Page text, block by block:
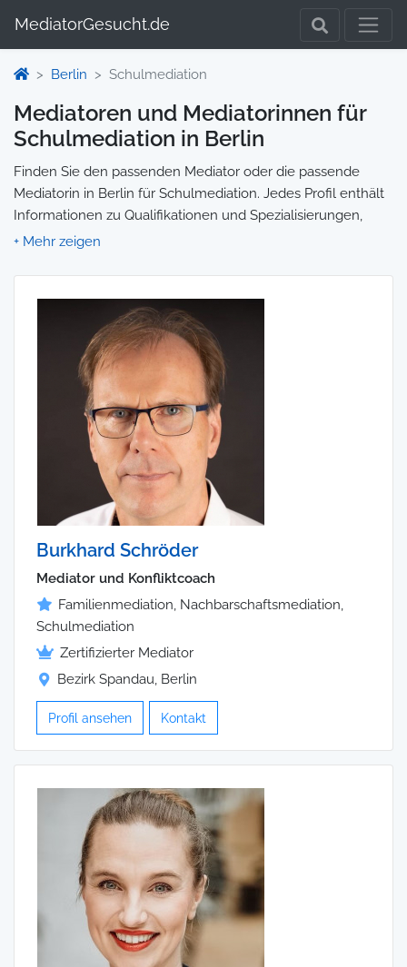
MediatorGesucht.de
Berlin Schulmediation
Mediatoren und Mediatorinnen für
Schulmediation in Berlin
Finden Sie den passenden Mediator oder die passende
Mediatorin in Berlin für Schulmediation. Jedes Profil enthält
Informationen zu Qualifikationen und Spezialisierungen,
sodass Sie gezielt die richtige Person für Ihre Mediation
vermitteln keine Mediationen, sondern stellen die Plattform
zur Verfügung, um Ihnen die Suche zu erleichtern.
Burkhard Schröder
Mediator und Konfliktcoach
Familienmediation, Nachbarschaftsmediation,
Schulmediation
Zertifizierter Mediator
Bezirk Spandau, Berlin
Profil ansehen Kontakt